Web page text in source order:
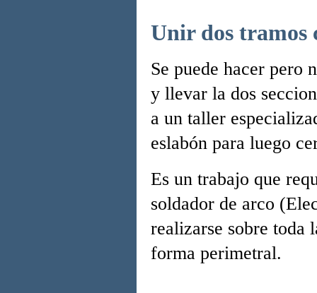
Unir dos tramos
Se puede hacer pero
y llevar la dos
a un taller
eslabón para luego
Es un trabajo que
soldador de arco
realizarse sobre toda
forma perimetral.